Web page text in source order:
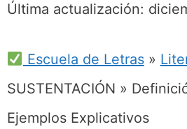
Última actualización:
Escuela de Letras»
SUSTENTACIÓN »
Ejemplos Explicativos